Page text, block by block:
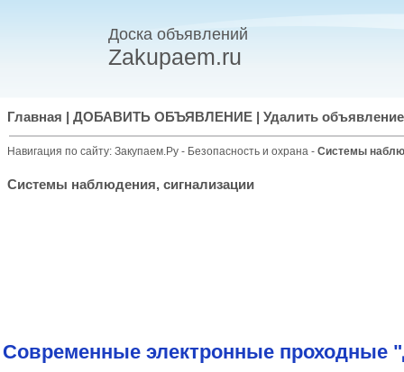
Доска объявлений
Zakupaem.ru
Главная ДОБАВИТЬ ОБЪЯВЛЕНИЕ Удалить объявление
Навигация по сайту: Закупаем.Ру - Безопасность и охрана - Системы
Системы наблюдения, сигнализации
Современные электронные проходные